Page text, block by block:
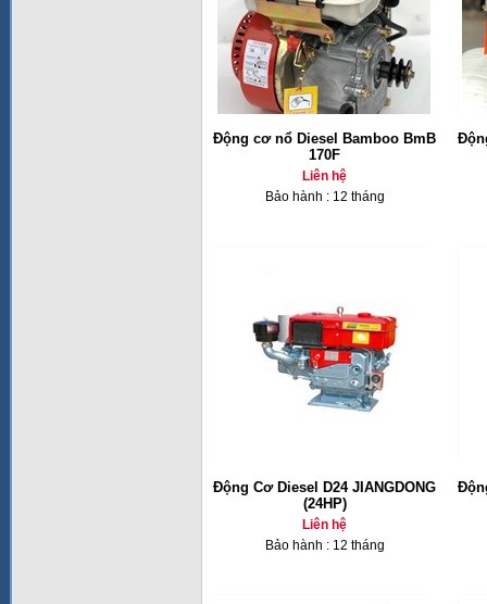
Động cơ nổ Diesel Bamboo BmB
170F
Liên hệ
Bảo hành : 12 tháng
Động Cơ Diesel D24 JIANGDONG
(24HP)
Liên hệ
Bảo hành : 12 tháng